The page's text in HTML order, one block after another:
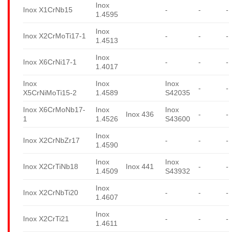
Inox X1CrNb15
Inox
1.4595
- - -
Inox X2CrMoTi17-1
Inox
1.4513
- - -
Inox X6CrNi17-1
Inox
1.4017
- - -
Inox
X5CrNiMoTi15-2
Inox
1.4589
Inox
S42035
- -
Inox X6CrMoNb17-
1
Inox
1.4526
Inox 436
Inox
S43600
- -
Inox X2CrNbZr17
Inox
1.4590
- - -
Inox X2CrTiNb18
Inox
1.4509
Inox 441
Inox
S43932
- -
Inox X2CrNbTi20
Inox
1.4607
- - -
Inox X2CrTi21
Inox
1.4611
- - -